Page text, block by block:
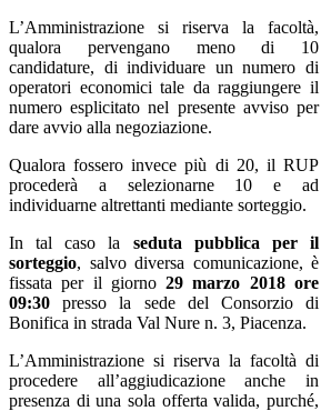
L’Amministrazione si riserva la facoltà,
qualora pervengano meno di 10
candidature, di individuare un numero di
operatori economici tale da raggiungere il
numero esplicitato nel presente avviso per
dare avvio alla negoziazione.
Qualora fossero invece più di 20, il RUP
procederà a selezionarne 10 e ad
individuarne altrettanti mediante sorteggio.
In tal caso la seduta pubblica per il
sorteggio, salvo diversa comunicazione, è
fissata per il giorno29 marzo 2018 ore
09:30
presso la sede del Consorzio di
Bonifica in strada Val Nure n. 3, Piacenza.
L’Amministrazione si riserva la facoltà di
procedere all’aggiudicazione anche in
presenza di una sola offerta valida, purché,